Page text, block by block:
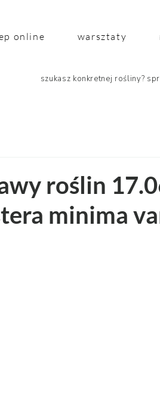
online warsztaty
szukasz konkretnej rośliny?
roślin
minima